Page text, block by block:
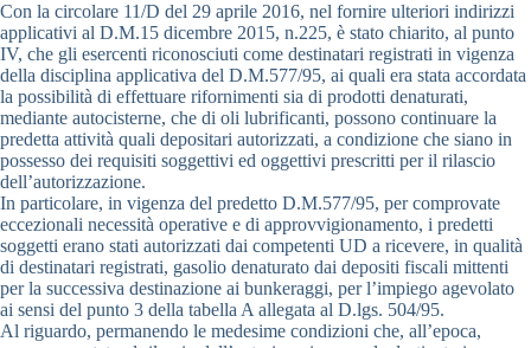
Con la circolare 11/D del 29 aprile 2016, nel fornire ulteriori indirizzi
applicativi al D.M.15 dicembre 2015, n.225, è stato chiarito, al punto
IV, che gli esercenti riconosciuti come destinatari registrati in vigenza
della disciplina applicativa del D.M.577/95, ai quali era stata accordata
la possibilità di effettuare rifornimenti sia di prodotti denaturati,
mediante autocisterne, che di oli lubrificanti, possono continuare la
predetta attività quali depositari autorizzati, a condizione che siano in
possesso dei requisiti soggettivi ed oggettivi prescritti per il rilascio
dell’autorizzazione.
In particolare, in vigenza del predetto D.M.577/95, per comprovate
eccezionali necessità operative e di approvvigionamento, i predetti
soggetti erano stati autorizzati dai competenti UD a ricevere, in qualità
di destinatari registrati, gasolio denaturato dai depositi fiscali mittenti
per la successiva destinazione ai bunkeraggi, per l’impiego agevolato
ai sensi del punto 3 della tabella A allegata al D.lgs. 504/95.
Al riguardo, permanendo le medesime condizioni che, all’epoca,